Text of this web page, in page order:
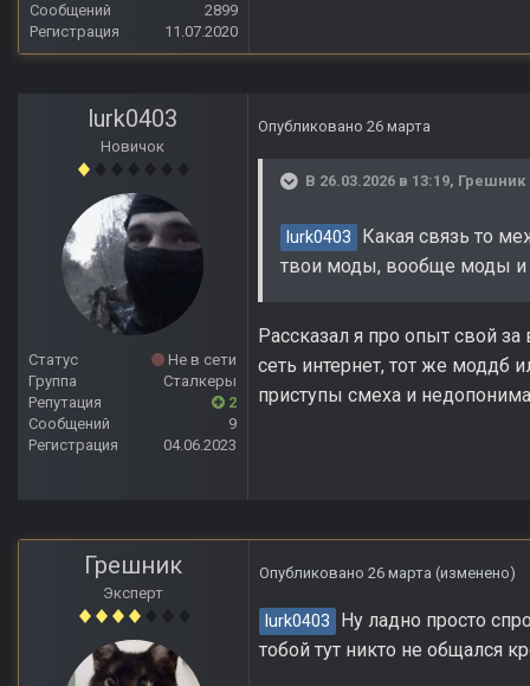
Сообщений
2899
Регистрация
11.07.2020
lurk0403
Новичок
Статус
Не в сети
Группа
Сталкеры
Репутация
2
Сообщений
9
Регистрация
04.06.2023
Опубликовано 26 марта
В 26.03.2026 в 13:19, Грешник
lurk0403
Какая связь то
твои моды, вообще моды и
Рассказал я про опыт свой
сеть интернет, тот же моддб
приступы смеха и
Грешник
Эксперт
Опубликовано 26 марта (изменено)
lurk0403
Ну ладно просто
тобой тут никто не общался